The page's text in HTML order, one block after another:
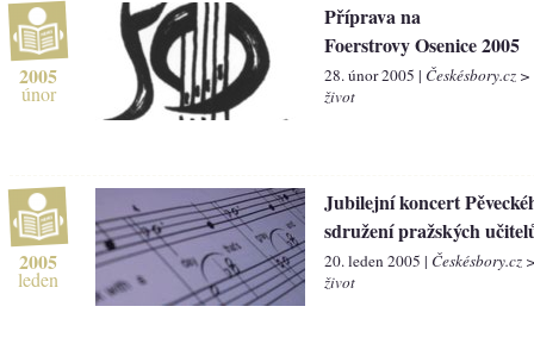
2005
únor
Příprava na
Foerstrovy Osenice 2005
28. únor 2005 | Českésbory.cz
život
2005
leden
Jubilejní koncert
sdružení pražských
20. leden 2005 | Českésbory.cz
život